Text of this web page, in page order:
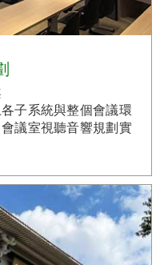
子系統與整個會議環
議室視聽音響規劃實